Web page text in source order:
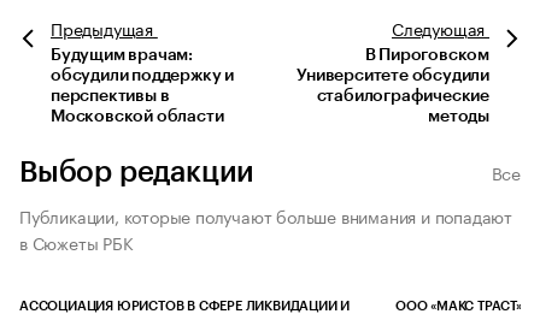
Предыдущая
Будущим врачам:
обсудили поддержку и
перспективы в
Московской области
Следующая
В Пироговском
Университете обсудили
стабилографические
методы
Выбор редакции
Все
Публикации, которые получают больше внимания и попадают
в Сюжеты РБК
АССОЦИАЦИЯ ЮРИСТОВ В СФЕРЕ ЛИКВИДАЦИИ И
ООО «МАКС ТРАСТ»